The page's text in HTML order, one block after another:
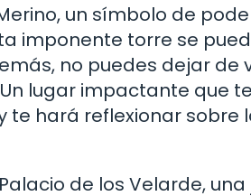
un símbolo de
imponente torre se
no puedes dejar de
lugar impactante que te
te hará reflexionar sobre
de los Velarde, una